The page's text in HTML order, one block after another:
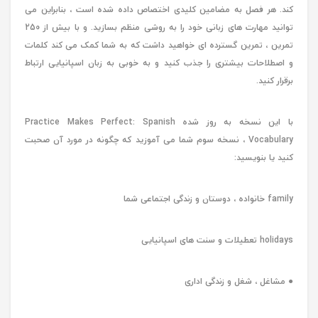
کند. هر فصل به مضامین کلیدی اختصاص داده شده است ، بنابراین می
توانید مهارت های زبانی خود را به روشی منظم بسازید. و با بیش از 250
تمرین ، تمرین گسترده ای خواهید داشت که به شما کمک می کند کلمات
و اصطلاحات بیشتری را جذب کنید و به خوبی به زبان اسپانیایی ارتباط
برقرار کنید.
با این نسخه به روز شده Practice Makes Perfect: Spanish
Vocabulary ، نسخه سوم شما می آموزید که چگونه در مورد آن صحبت
کنید یا بنویسید:
family خانواده ، دوستان و زندگی اجتماعی شما
holidays تعطیلات و سنت های اسپانیایی
● مشاغل ، شغل و زندگی اداری